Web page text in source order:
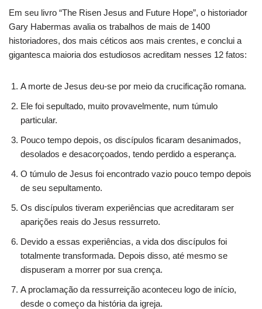
Em seu livro “The Risen Jesus and Future Hope”, o historiador
Gary Habermas avalia os trabalhos de mais de 1400
historiadores, dos mais céticos aos mais crentes, e conclui a
gigantesca maioria dos estudiosos acreditam nesses 12 fatos:
A morte de Jesus deu-se por meio da crucificação romana.
Ele foi sepultado, muito provavelmente, num túmulo
particular.
Pouco tempo depois, os discípulos ficaram desanimados,
desolados e desacorçoados, tendo perdido a esperança.
O túmulo de Jesus foi encontrado vazio pouco tempo depois
de seu sepultamento.
Os discípulos tiveram experiências que acreditaram ser
aparições reais do Jesus ressurreto.
Devido a essas experiências, a vida dos discípulos foi
totalmente transformada. Depois disso, até mesmo se
dispuseram a morrer por sua crença.
A proclamação da ressurreição aconteceu logo de início,
desde o começo da história da igreja.